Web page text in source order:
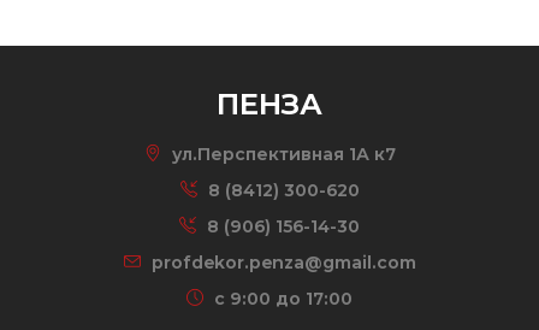
ПЕНЗА
ул.Перспективная 1А к7
8 (8412) 300-620
8 (906) 156-14-30
profdekor.penza@gmail.com
c 9:00 до 17:00